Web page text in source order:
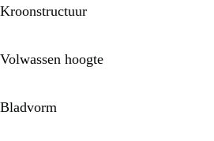
Kroonstructuur
Volwassen hoogte
Bladvorm